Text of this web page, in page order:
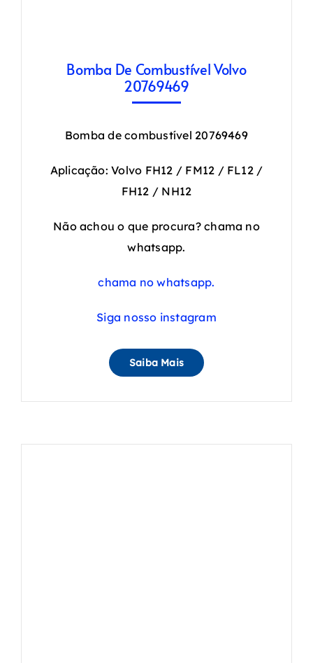
Bomba De Combustível Volvo
20769469
Bomba de combustível 20769469
Aplicação: Volvo FH12 / FM12 / FL12 /
FH12 / NH12
Não achou o que procura? chama no
whatsapp.
chama no whatsapp.
Siga nosso instagram
Saiba Mais